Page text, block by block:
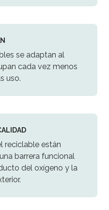
se adaptan al
cada vez menos
uso.
reciclable están
barrera funcional
del oxígeno y la